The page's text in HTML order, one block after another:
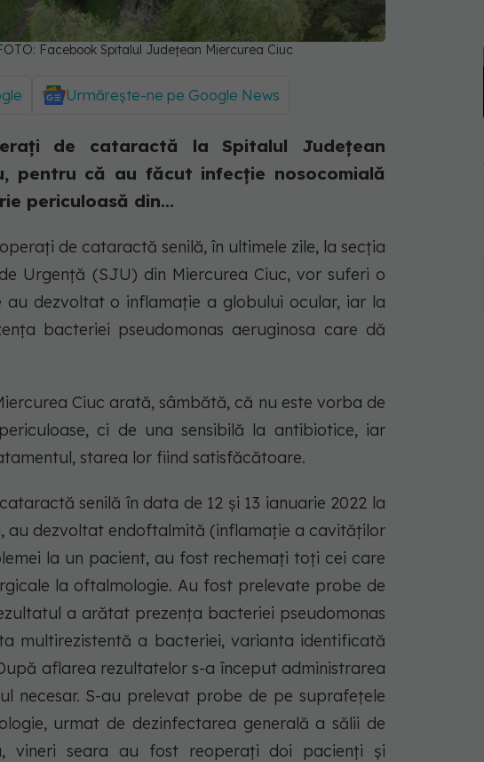
Facebook Spitalul Județean Miercurea Ciuc
Urmărește-ne pe Google News
de cataractă la Spitalul Județean
pentru că au făcut infecție nosocomială
periculoasă din...
de cataractă senilă, în ultimele zile, la secția
Urgență (SJU) din Miercurea Ciuc, vor suferi o
au dezvoltat o inflamație a globului ocular, iar la
bacteriei pseudomonas aeruginosa care dă
Ciuc arată, sâmbătă, că nu este vorba de
ci de una sensibilă la antibiotice, iar
starea lor fiind satisfăcătoare.
senilă în data de 12 și 13 ianuarie 2022 la
au dezvoltat endoftalmită (inflamație a cavităților
la un pacient, au fost rechemați toți cei care
la oftalmologie. Au fost prelevate probe de
a arătat prezența bacteriei pseudomonas
multirezistentă a bacteriei, varianta identificată
aflarea rezultatelor s-a început administrarea
necesar. S-au prelevat probe de pe suprafețele
urmat de dezinfectarea generală a sălii de
vineri seara au fost reoperați doi pacienți și